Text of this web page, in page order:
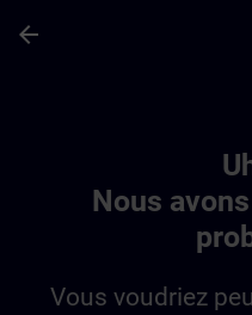
arrow_back
Nous
Vous voudriez